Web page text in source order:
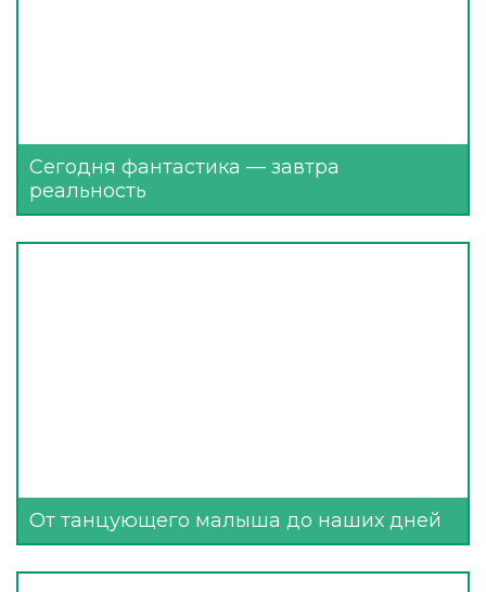
Сегодня фантастика — завтра
реальность
От танцующего малыша до наших дней